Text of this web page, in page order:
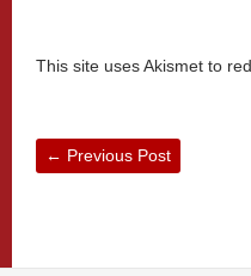
This site uses Akismet to
← Previous Post